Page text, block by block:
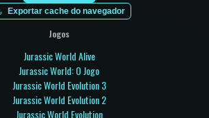
Exportar cache do navegador
Jogos
Jurassic World Alive
Jurassic World: O Jogo
Jurassic World Evolution 3
Jurassic World Evolution 2
Jurassic World Evolution